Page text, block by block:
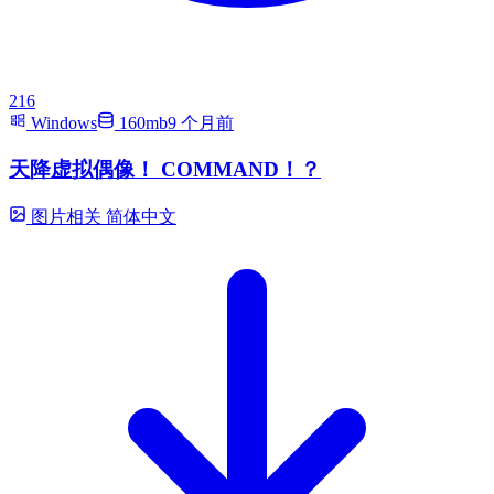
216
Windows
160mb9 个月前
天降虚拟偶像！ COMMAND！？
图片相关 简体中文